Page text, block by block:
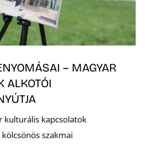
– MAGYAR
ALKOTÓI
kulturális kapcsolatok
szakmai